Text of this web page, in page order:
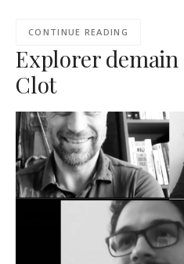
CONTINUE READING
Explorer
Clot